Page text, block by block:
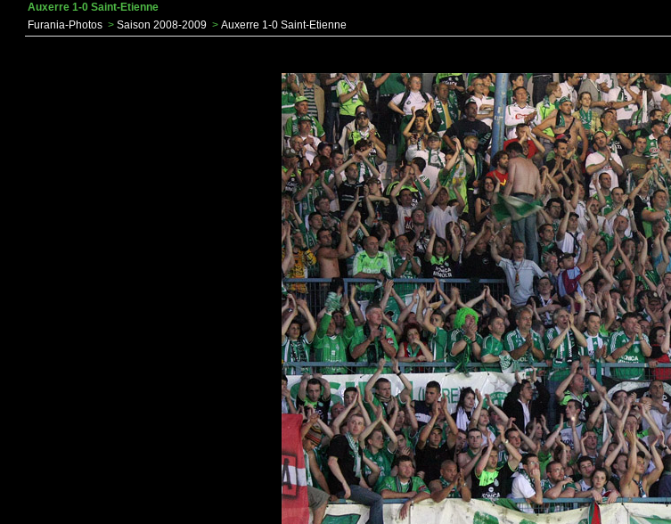
Auxerre 1-0 Saint-Etienne
Furania-Photos > Saison 2008-2009 > Auxerre 1-0 Saint-Etienne